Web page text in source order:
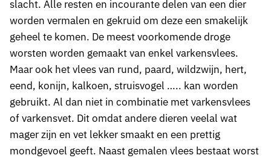
slacht. Alle resten en incourante delen van een dier
worden vermalen en gekruid om deze een smakelijk
geheel te komen. De meest voorkomende droge
worsten worden gemaakt van enkel varkensvlees.
Maar ook het vlees van rund, paard, wildzwijn, hert,
eend, konijn, kalkoen, struisvogel ….. kan worden
gebruikt. Al dan niet in combinatie met varkensvlees
of varkensvet. Dit omdat andere dieren veelal wat
mager zijn en vet lekker smaakt en een prettig
mondgevoel geeft. Naast gemalen vlees bestaat worst